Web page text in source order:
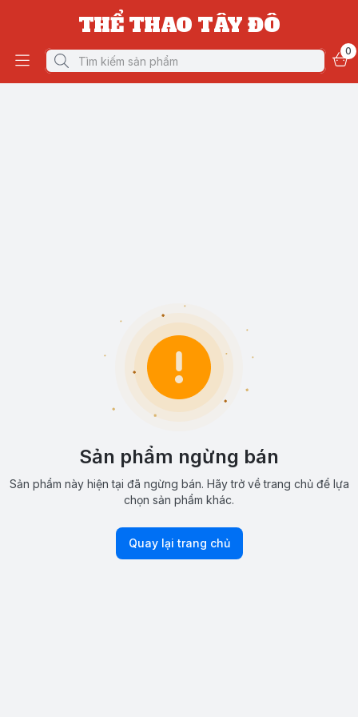
THỂ THAO TÂY ĐÔ
0
Sản phẩm ngừng bán
Sản phẩm này hiện tại đã ngừng bán. Hãy trở về trang chủ để lựa
chọn sản phẩm khác.
Quay lại trang chủ